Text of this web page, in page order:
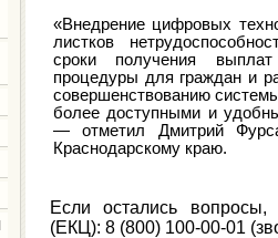
«Внедрение цифровых
листков
сроки получения
процедуры для граждан и
совершенствованию
более доступными и
— отметил Дмитрий
Краснодарскому краю.
Если остались вопросы,
(ЕКЦ): 8 (800) 100-00-01